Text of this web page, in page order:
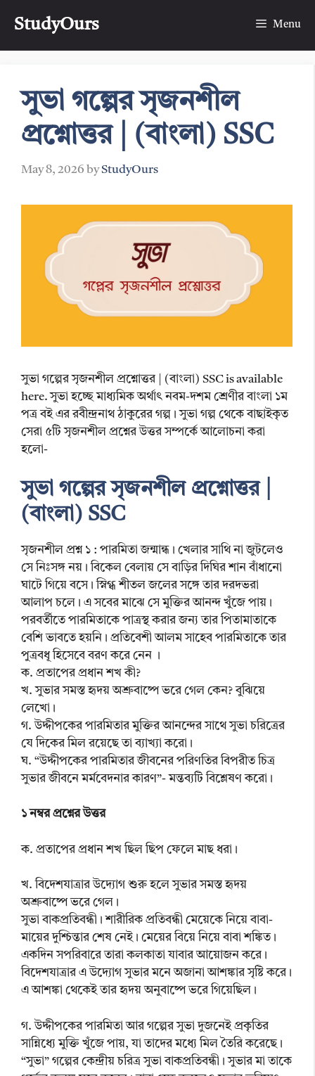
StudyOurs Menu
সুভা গল্পের সৃজনশীল
প্রশ্নোত্তর | (বাংলা) SSC
May 8, 2026 byStudyOurs
সুভা গল্পের সৃজনশীল প্রশ্নোত্তর | (বাংলা) SSC is available
here. সুভা হচ্ছে মাধ্যমিক অর্থাৎ নবম-দশম শ্রেণীর বাংলা ১ম
পত্র বই এর রবীন্দ্রনাথ ঠাকুরের গল্প। সুভা গল্প থেকে বাছাইকৃত
সেরা ৫টি সৃজনশীল প্রশ্নের উত্তর সম্পর্কে আলোচনা করা
হলো-
সুভা গল্পের সৃজনশীল প্রশ্নোত্তর |
(বাংলা) SSC
সৃজনশীল প্রশ্ন ১ : পারমিতা জন্মান্ধ। খেলার সাথি না জুটলেও
সে নিঃসঙ্গ নয়। বিকেল বেলায় সে বাড়ির দিঘির শান বাঁধানো
ঘাটে গিয়ে বসে। স্নিগ্ধ শীতল জলের সঙ্গে তার দরদভরা
আলাপ চলে। এ সবের মাঝে সে মুক্তির আনন্দ খুঁজে পায়।
পরবর্তীতে পারমিতাকে পাত্রস্থ করার জন্য তার পিতামাতাকে
বেশি ভাবতে হয়নি। প্রতিবেশী আলম সাহেব পারমিতাকে তার
পুত্রবধূ হিসেবে বরণ করে নেন ।
ক. প্রতাপের প্রধান শখ কী?
খ. সুভার সমস্ত হৃদয় অশ্রুবাষ্পে ভরে গেল কেন? বুঝিয়ে
লেখো।
গ. উদ্দীপকের পারমিতার মুক্তির আনন্দের সাথে সুভা চরিত্রের
যে দিকের মিল রয়েছে তা ব্যাখ্যা করো।
ঘ. “উদ্দীপকের পারমিতার জীবনের পরিণতির বিপরীত চিত্র
সুভার জীবনে মর্মবেদনার কারণ”- মন্তব্যটি বিশ্লেষণ করো।
১ নম্বর প্রশ্নের উত্তর
ক. প্রতাপের প্রধান শখ ছিল ছিপ ফেলে মাছ ধরা।
খ. বিদেশযাত্রার উদ্যোগ শুরু হলে সুভার সমস্ত হৃদয়
অশ্রুবাষ্পে ভরে গেল।
সুভা বাকপ্রতিবন্ধী। শারীরিক প্রতিবন্ধী মেয়েকে নিয়ে বাবা-
মায়ের দুশ্চিন্তার শেষ নেই। মেয়ের বিয়ে নিয়ে বাবা শঙ্কিত।
একদিন সপরিবারে তারা কলকাতা যাবার আয়োজন করে।
বিদেশযাত্রার এ উদ্যোগ সুভার মনে অজানা আশঙ্কার সৃষ্টি করে।
এ আশঙ্কা থেকেই তার হৃদয় অনুবাষ্পে ভরে গিয়েছিল।
গ. উদ্দীপকের পারমিতা আর গল্পের সুভা দুজনেই প্রকৃতির
সান্নিধ্যে মুক্তি খুঁজে পায়, যা তাদের মধ্যে মিল তৈরি করেছে।
“সুভা” গল্পের কেন্দ্রীয় চরিত্র সুভা বাকপ্রতিবন্ধী। সুভার মা তাকে